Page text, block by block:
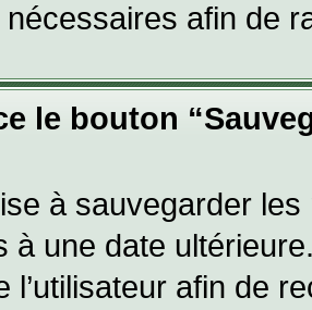
afin de
le bouton
à sauvegarder
à une date
l’utilisateur afin de